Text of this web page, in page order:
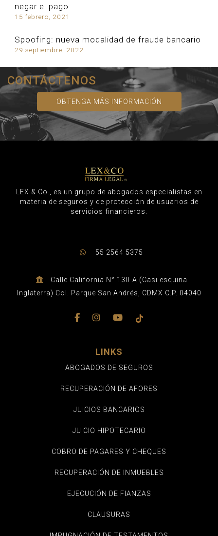
negar el pago
15 febrero, 2021
Spoofing: nueva modalidad de fraude bancario
29 septiembre, 2022
CONTÁCTENOS
OBTENGA MÁS INFORMACIÓN
LEX & Co., es un grupo de abogados especialistas en
materia de seguros y de protección de usuarios de
servicios financieros.
55 2564 5375
Calle California N° 130-A (Casi esquina
Inglaterra) Col. Parque San Andrés, CDMX C.P. 04040
LINKS
ABOGADOS DE SEGUROS
RECUPERACIÓN DE AFORES
JUICIOS BANCARIOS
JUICIO HIPOTECARIO
COBRO DE PAGARES Y CHEQUES
RECUPERACIÓN DE INMUEBLES
EJECUCIÓN DE FIANZAS
CLAUSURAS